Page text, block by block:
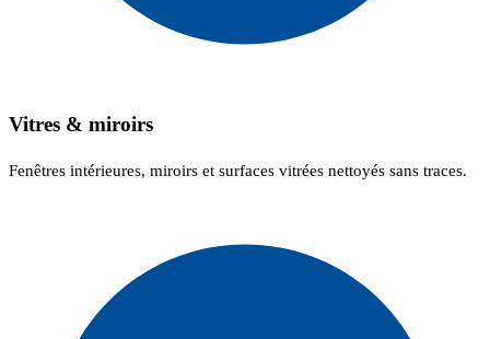
Vitres & miroirs
Fenêtres intérieures, miroirs et surfaces vitrées nettoyés sans traces.